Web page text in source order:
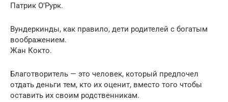
Патрик О’Рурк.
Вундеркинды, как правило, дети родителей с богатым
воображением.
Жан Кокто.
Благотворитель — это человек, который предпочел
отдать деньги тем, кто их оценит, вместо того чтобы
оставить их своим родственникам.